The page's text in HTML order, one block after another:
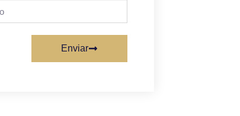
Enviar